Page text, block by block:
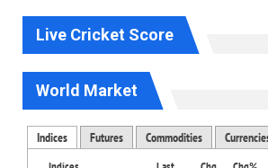
Live Cricket Score
World Market